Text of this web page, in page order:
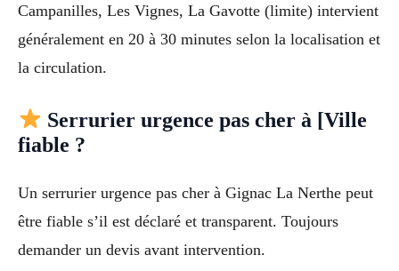
Campanilles, Les Vignes, La Gavotte (limite) intervient
généralement en 20 à 30 minutes selon la localisation et
la circulation.
Serrurier urgence pas cher à [Ville
fiable ?
Un serrurier urgence pas cher à Gignac La Nerthe peut
être fiable s’il est déclaré et transparent. Toujours
demander un devis avant intervention.